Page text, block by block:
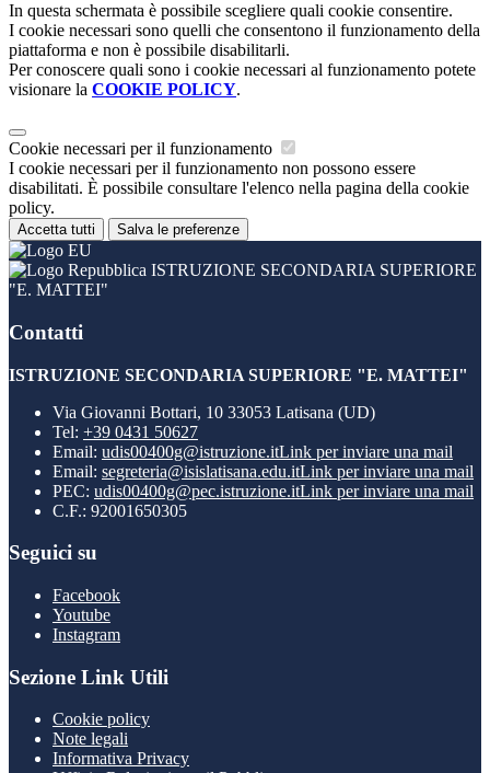
In questa schermata è possibile scegliere quali cookie consentire.
I cookie necessari sono quelli che consentono il funzionamento della
piattaforma e non è possibile disabilitarli.
Per conoscere quali sono i cookie necessari al funzionamento potete
visionare la COOKIE POLICY.
Cookie necessari per il funzionamento
I cookie necessari per il funzionamento non possono essere
disabilitati. È possibile consultare l'elenco nella pagina della cookie
policy.
Accetta tutti Salva le preferenze
ISTRUZIONE SECONDARIA SUPERIORE
"E. MATTEI"
Contatti
ISTRUZIONE SECONDARIA SUPERIORE "E. MATTEI"
Via Giovanni Bottari, 10 33053 Latisana (UD)
Tel: +39 0431 50627
Email: udis00400g@istruzione.itLink per inviare una mail
Email: segreteria@isislatisana.edu.itLink per inviare una mail
PEC: udis00400g@pec.istruzione.itLink per inviare una mail
C.F.: 92001650305
Seguici su
Facebook
Youtube
Instagram
Sezione Link Utili
Cookie policy
Note legali
Informativa Privacy